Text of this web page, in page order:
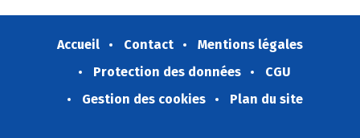
Accueil Contact
Mentions légales
Protection des données
CGU
Gestion des cookies
Plan du site